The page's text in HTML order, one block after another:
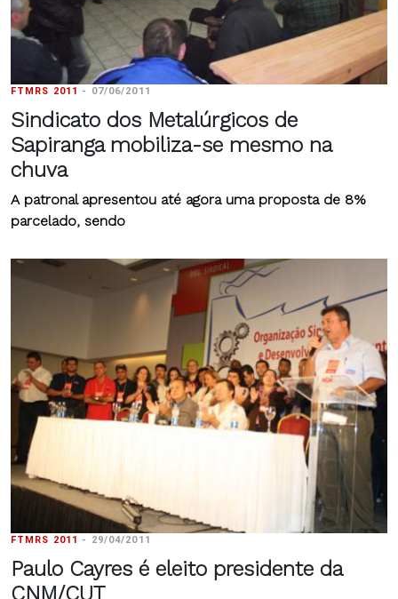
FTMRS 2011 - 07/06/2011
Sindicato dos Metalúrgicos de
Sapiranga mobiliza-se mesmo na
chuva
A patronal apresentou até agora uma proposta de 8%
parcelado, sendo
FTMRS 2011 - 29/04/2011
Paulo Cayres é eleito presidente da
CNM/CUT